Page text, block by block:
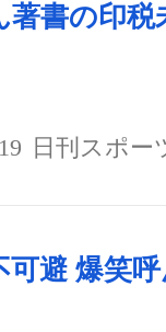
著書の印税
日刊スポー
可避 爆笑